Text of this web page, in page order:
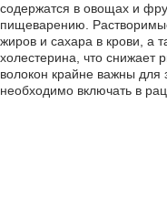
содержатся в овощах и
пищеварению.
жиров и сахара в крови, а
холестерина, что снижает
волокон крайне важны для
необходимо включать в